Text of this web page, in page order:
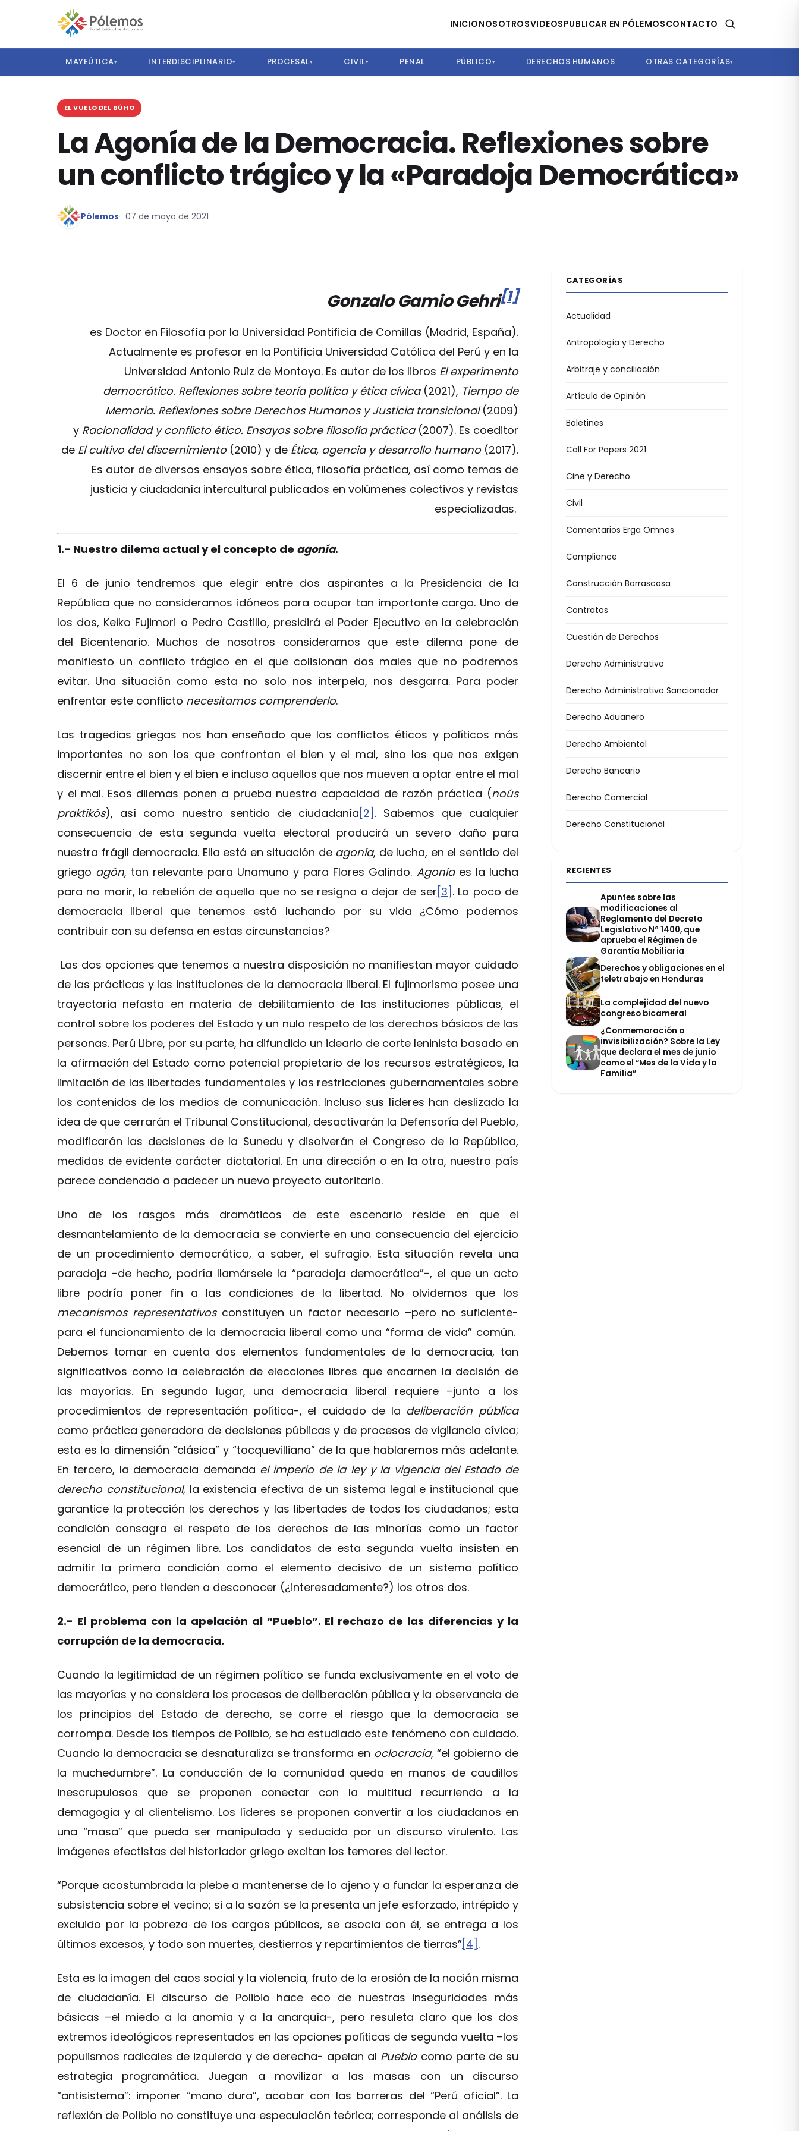
INICIONOSOTROSVIDEOSPUBLICAR EN PÓLEMOSCONTACTO
MAYEÚTICA▾ INTERDISCIPLINARIO▾ PROCESAL▾ CIVIL▾ PENAL PÚBLICO▾ DERECHOS HUMANOS OTRAS CATEGORÍAS▾
EL VUELO DEL BÚHO
La Agonía de la Democracia. Reflexiones sobre
un conflicto trágico y la «Paradoja Democrática»
Pólemos 07 de mayo de 2021
Gonzalo Gamio Gehri[1]
es Doctor en Filosofía por la Universidad Pontificia de Comillas (Madrid, España).
Actualmente es profesor en la Pontificia Universidad Católica del Perú y en la
Universidad Antonio Ruiz de Montoya. Es autor de los libros El experimento
democrático. Reflexiones sobre teoría política y ética cívica(2021), Tiempo de
Memoria. Reflexiones sobre Derechos Humanos y Justicia transicional(2009)
y Racionalidad y conflicto ético. Ensayos sobre filosofía práctica(2007). Es coeditor
de El cultivo del discernimiento(2010) y de Ética, agencia y desarrollo humano(2017).
Es autor de diversos ensayos sobre ética, filosofía práctica, así como temas de
justicia y ciudadanía intercultural publicados en volúmenes colectivos y revistas
especializadas.
1.- Nuestro dilema actual y el concepto de agonía.
El 6 de junio tendremos que elegir entre dos aspirantes a la Presidencia de la
República que no consideramos idóneos para ocupar tan importante cargo. Uno de
los dos, Keiko Fujimori o Pedro Castillo, presidirá el Poder Ejecutivo en la celebración
del Bicentenario. Muchos de nosotros consideramos que este dilema pone de
manifiesto un conflicto trágico en el que colisionan dos males que no podremos
evitar. Una situación como esta no solo nos interpela, nos desgarra. Para poder
enfrentar este conflicto necesitamos comprenderlo.
Las tragedias griegas nos han enseñado que los conflictos éticos y políticos más
importantes no son los que confrontan el bien y el mal, sino los que nos exigen
discernir entre el bien y el bien e incluso aquellos que nos mueven a optar entre el mal
y el mal. Esos dilemas ponen a prueba nuestra capacidad de razón práctica (noús
praktikós), así como nuestro sentido de ciudadanía [2] . Sabemos que cualquier
consecuencia de esta segunda vuelta electoral producirá un severo daño para
nuestra frágil democracia. Ella está en situación de agonía, de lucha, en el sentido del
griego agón, tan relevante para Unamuno y para Flores Galindo. Agonía es la lucha
para no morir, la rebelión de aquello que no se resigna a dejar de ser [3] . Lo poco de
democracia liberal que tenemos está luchando por su vida ¿Cómo podemos
contribuir con su defensa en estas circunstancias?
Las dos opciones que tenemos a nuestra disposición no manifiestan mayor cuidado
de las prácticas y las instituciones de la democracia liberal. El fujimorismo posee una
trayectoria nefasta en materia de debilitamiento de las instituciones públicas, el
control sobre los poderes del Estado y un nulo respeto de los derechos básicos de las
personas. Perú Libre, por su parte, ha difundido un ideario de corte leninista basado en
la afirmación del Estado como potencial propietario de los recursos estratégicos, la
limitación de las libertades fundamentales y las restricciones gubernamentales sobre
los contenidos de los medios de comunicación. Incluso sus líderes han deslizado la
idea de que cerrarán el Tribunal Constitucional, desactivarán la Defensoría del Pueblo,
modificarán las decisiones de la Sunedu y disolverán el Congreso de la República,
medidas de evidente carácter dictatorial. En una dirección o en la otra, nuestro país
parece condenado a padecer un nuevo proyecto autoritario.
Uno de los rasgos más dramáticos de este escenario reside en que el
desmantelamiento de la democracia se convierte en una consecuencia del ejercicio
de un procedimiento democrático, a saber, el sufragio. Esta situación revela una
paradoja –de hecho, podría llamársele la “paradoja democrática”-, el que un acto
libre podría poner fin a las condiciones de la libertad. No olvidemos que los
mecanismos representativosconstituyen un factor necesario –pero no suficiente-
para el funcionamiento de la democracia liberal como una “forma de vida” común.
Debemos tomar en cuenta dos elementos fundamentales de la democracia, tan
significativos como la celebración de elecciones libres que encarnen la decisión de
las mayorías. En segundo lugar, una democracia liberal requiere –junto a los
procedimientos de representación política-, el cuidado de la deliberación pública
como práctica generadora de decisiones públicas y de procesos de vigilancia cívica;
esta es la dimensión “clásica” y “tocquevilliana” de la que hablaremos más adelante.
En tercero, la democracia demanda el imperio de la ley y la vigencia del Estado de
derecho constitucional, la existencia efectiva de un sistema legal e institucional que
garantice la protección los derechos y las libertades de todos los ciudadanos; esta
condición consagra el respeto de los derechos de las minorías como un factor
esencial de un régimen libre. Los candidatos de esta segunda vuelta insisten en
admitir la primera condición como el elemento decisivo de un sistema político
democrático, pero tienden a desconocer (¿interesadamente?) los otros dos.
2.- El problema con la apelación al “Pueblo”. El rechazo de las diferencias y la
corrupción de la democracia.
Cuando la legitimidad de un régimen político se funda exclusivamente en el voto de
las mayorías y no considera los procesos de deliberación pública y la observancia de
los principios del Estado de derecho, se corre el riesgo que la democracia se
corrompa. Desde los tiempos de Polibio, se ha estudiado este fenómeno con cuidado.
Cuando la democracia se desnaturaliza se transforma en oclocracia, “el gobierno de
la muchedumbre”. La conducción de la comunidad queda en manos de caudillos
inescrupulosos que se proponen conectar con la multitud recurriendo a la
demagogia y al clientelismo. Los líderes se proponen convertir a los ciudadanos en
una “masa” que pueda ser manipulada y seducida por un discurso virulento. Las
imágenes efectistas del historiador griego excitan los temores del lector.
“Porque acostumbrada la plebe a mantenerse de lo ajeno y a fundar la esperanza de
subsistencia sobre el vecino; si a la sazón se la presenta un jefe esforzado, intrépido y
excluido por la pobreza de los cargos públicos, se asocia con él, se entrega a los
últimos excesos, y todo son muertes, destierros y repartimientos de tierras” [4] .
Esta es la imagen del caos social y la violencia, fruto de la erosión de la noción misma
de ciudadanía. El discurso de Polibio hace eco de nuestras inseguridades más
básicas –el miedo a la anomia y a la anarquía-, pero resuleta claro que los dos
extremos ideológicos representados en las opciones políticas de segunda vuelta –los
populismos radicales de izquierda y de derecha- apelan al Pueblocomo parte de su
estrategia programática. Juegan a movilizar a las masas con un discurso
“antisistema”: imponer “mano dura”, acabar con las barreras del “Perú oficial”. La
reflexión de Polibio no constituye una especulación teórica; corresponde al análisis de
CATEGORÍAS
Actualidad
Antropología y Derecho
Arbitraje y conciliación
Artículo de Opinión
Boletines
Call For Papers 2021
Cine y Derecho
Civil
Comentarios Erga Omnes
Compliance
Construcción Borrascosa
Contratos
Cuestión de Derechos
Derecho Administrativo
Derecho Administrativo Sancionador
Derecho Aduanero
Derecho Ambiental
Derecho Bancario
Derecho Comercial
Derecho Constitucional
RECIENTES
Apuntes sobre las
modificaciones al
Reglamento del Decreto
Legislativo Nº 1400, que
aprueba el Régimen de
Garantía Mobiliaria
Derechos y obligaciones en el
teletrabajo en Honduras
La complejidad del nuevo
congreso bicameral
¿Conmemoración o
invisibilización? Sobre la Ley
que declara el mes de junio
como el “Mes de la Vida y la
Familia”